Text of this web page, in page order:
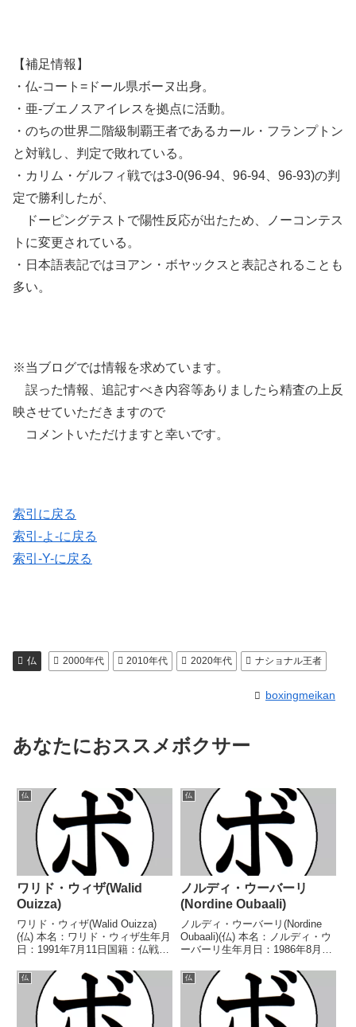
【補足情報】
・仏-コート=ドール県ボーヌ出身。
・亜-ブエノスアイレスを拠点に活動。
・のちの世界二階級制覇王者であるカール・フランプトン
と対戦し、判定で敗れている。
・カリム・ゲルフィ戦では3-0(96-94、96-94、96-93)の判
定で勝利したが、
ドーピングテストで陽性反応が出たため、ノーコンテス
トに変更されている。
・日本語表記ではヨアン・ボヤックスと表記されることも
多い。
※当ブログでは情報を求めています。
誤った情報、追記すべき内容等ありましたら精査の上反
映させていただきますので
コメントいただけますと幸いです。
索引に戻る
索引-よ-に戻る
索引-Y-に戻る
仏 2000年代 2010年代 2020年代 ナショナル王者
boxingmeikan
あなたにおススメボクサー
仏
ワリド・ウィザ(Walid
Ouizza)
ワリド・ウィザ(Walid Ouizza)
(仏) 本名：ワリド・ウィザ生年月
日：1991年7月11日国籍：仏戦
イトル】フランススーパーライト
級王座WBCフランススーパーラ
イト級王座EBU-EUスーパー...
仏
ノルディ・ウーバーリ
(Nordine Oubaali)
ノルディ・ウーバーリ(Nordine
Oubaali)(仏) 本名：ノルディ・ウ
ーバーリ生年月日：1986年8月4
戦17勝(12KO)2敗 【獲得タイト
ル】フランスバンタム級王座
WBAインターコンチネンタルバ
ン...
仏 仏